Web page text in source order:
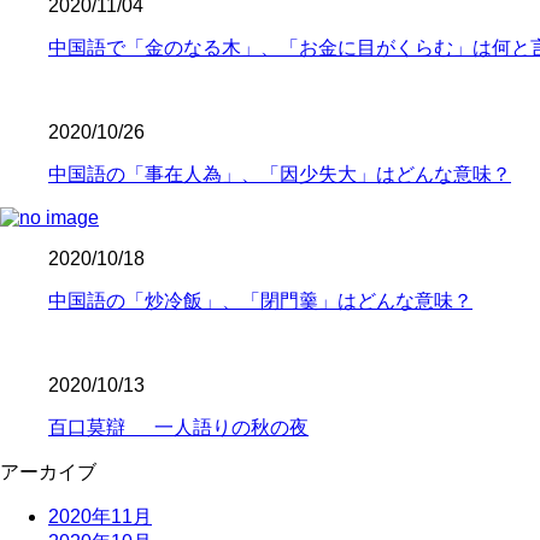
2020/11/04
中国語で「金のなる木」、「お金に目がくらむ」は何と
2020/10/26
中国語の「事在人為」、「因少失大」はどんな意味？
2020/10/18
中国語の「炒冷飯」、「閉門羹」はどんな意味？
2020/10/13
百口莫辯 一人語りの秋の夜
アーカイブ
2020年11月